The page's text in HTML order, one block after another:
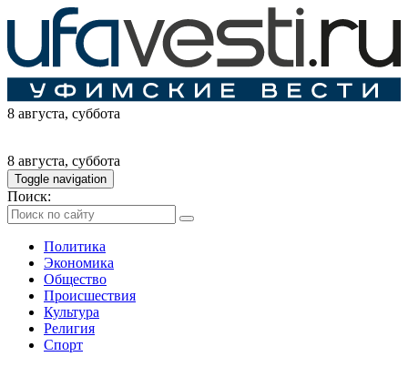
8 августа, суббота
8 августа, суббота
Toggle navigation
Поиск:
Политика
Экономика
Общество
Происшествия
Культура
Религия
Спорт